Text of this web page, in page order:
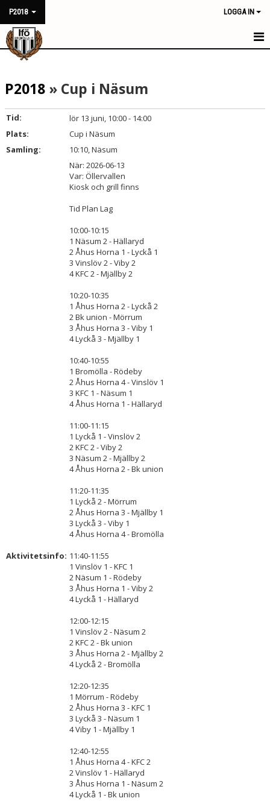
P2018 LOGGA IN
HEM
NYHETER
KALENDER
MATCHER
P2018 » Cup i Näsum
Tid:
lör 13 juni, 10:00 - 14:00
Plats:
Cup i Näsum
Samling:
10:10, Näsum
Aktivitetsinfo:
När: 2026-06-13
Var: Öllervallen
Kiosk och grill finns
Tid Plan Lag
10:00-10:15
1 Näsum 2 - Hällaryd
2 Åhus Horna 1 - Lyckå 1
3 Vinslöv 2 - Viby 2
4 KFC 2 - Mjällby 2
10:20-10:35
1 Åhus Horna 2 - Lyckå 2
2 Bk union - Mörrum
3 Åhus Horna 3 - Viby 1
4 Lyckå 3 - Mjällby 1
10:40-10:55
1 Bromölla - Rödeby
2 Åhus Horna 4 - Vinslöv 1
3 KFC 1 - Näsum 1
4 Åhus Horna 1 - Hällaryd
11:00-11:15
1 Lyckå 1 - Vinslöv 2
2 KFC 2 - Viby 2
3 Näsum 2 - Mjällby 2
4 Åhus Horna 2 - Bk union
11:20-11:35
1 Lyckå 2 - Mörrum
2 Åhus Horna 3 - Mjällby 1
3 Lyckå 3 - Viby 1
4 Åhus Horna 4 - Bromölla
11:40-11:55
1 Vinslöv 1 - KFC 1
2 Näsum 1 - Rödeby
3 Åhus Horna 1 - Viby 2
4 Lyckå 1 - Hällaryd
12:00-12:15
1 Vinslöv 2 - Näsum 2
2 KFC 2 - Bk union
3 Åhus Horna 2 - Mjällby 2
4 Lyckå 2 - Bromölla
12:20-12:35
1 Mörrum - Rödeby
2 Åhus Horna 3 - KFC 1
3 Lyckå 3 - Näsum 1
4 Viby 1 - Mjällby 1
12:40-12:55
1 Åhus Horna 4 - KFC 2
2 Vinslöv 1 - Hällaryd
3 Åhus Horna 1 - Näsum 2
4 Lyckå 1 - Bk union